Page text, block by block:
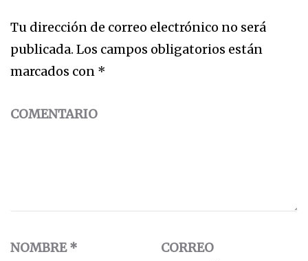
Tu dirección de correo electrónico no será
publicada. Los campos obligatorios están
marcados con *
COMENTARIO
NOMBRE*
CORREO